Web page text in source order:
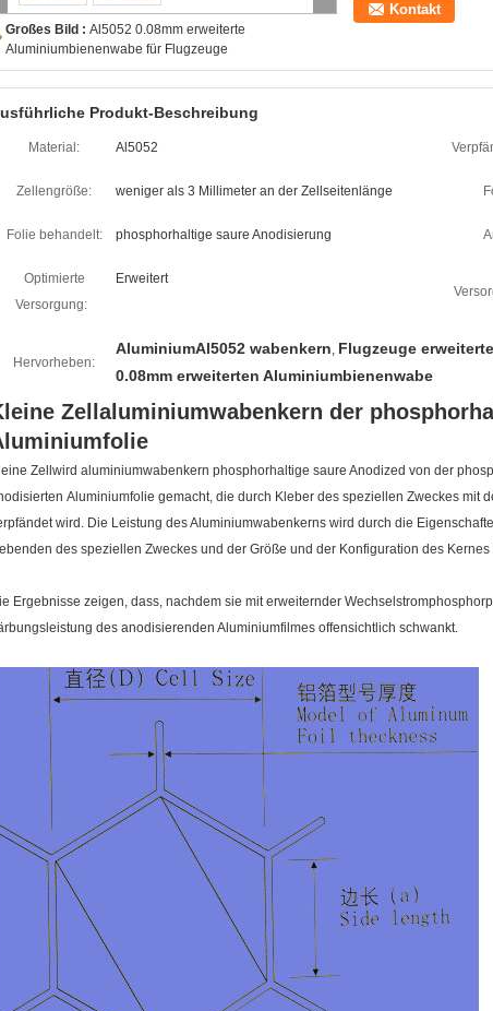
Großes Bild : Al5052 0.08mm erweiterte
Aluminiumbienenwabe für Flugzeuge
Kontakt
Produkt-Beschreibung
Material: Al5052
Zellengröße: weniger als 3 Millimeter an der Zellseitenlänge
Folie behandelt: phosphorhaltige saure Anodisierung
Optimierte
Versorgung:
Erweitert
Hervorheben:
AluminiumAl5052 wabenkern, Flugzeuge
0.08mm erweiterten Aluminiumbienenwabe
Zellaluminiumwabenkern der
Zellwird aluminiumwabenkern phosphorhaltige saure Anodized von der
Aluminiumfolie gemacht, die durch Kleber des speziellen Zweckes mit
wird. Die Leistung des Aluminiumwabenkerns wird durch die
des speziellen Zweckes und der Größe und der Konfiguration des Kernes
Ergebnisse zeigen, dass, nachdem sie mit erweiternder
des anodisierenden Aluminiumfilmes offensichtlich schwankt.